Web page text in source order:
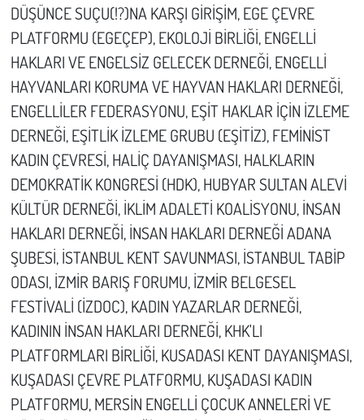
DÜŞÜNCE SUÇU(!?)NA KARŞI GİRİŞİM, EGE ÇEVRE
PLATFORMU (EGEÇEP), EKOLOJİ BİRLİĞİ, ENGELLİ
HAKLARI VE ENGELSİZ GELECEK DERNEĞİ, ENGELLİ
HAYVANLARI KORUMA VE HAYVAN HAKLARI DERNEĞİ,
ENGELLİLER FEDERASYONU, EŞİT HAKLAR İÇİN İZLEME
DERNEĞİ, EŞİTLİK İZLEME GRUBU (EŞİTİZ), FEMİNİST
KADIN ÇEVRESİ, HALİÇ DAYANIŞMASI, HALKLARIN
DEMOKRATİK KONGRESİ (HDK), HUBYAR SULTAN ALEVİ
KÜLTÜR DERNEĞİ, İKLİM ADALETİ KOALİSYONU, İNSAN
HAKLARI DERNEĞİ, İNSAN HAKLARI DERNEĞİ ADANA
ŞUBESİ, İSTANBUL KENT SAVUNMASI, İSTANBUL TABİP
ODASI, İZMİR BARIŞ FORUMU, İZMİR BELGESEL
FESTİVALİ (İZDOC), KADIN YAZARLAR DERNEĞİ,
KADININ İNSAN HAKLARI DERNEĞİ, KHK'LI
PLATFORMLARI BİRLİĞİ, KUSADASI KENT DAYANIŞMASI,
KUŞADASI ÇEVRE PLATFORMU, KUŞADASI KADIN
PLATFORMU, MERSİN ENGELLİ ÇOCUK ANNELERİ VE